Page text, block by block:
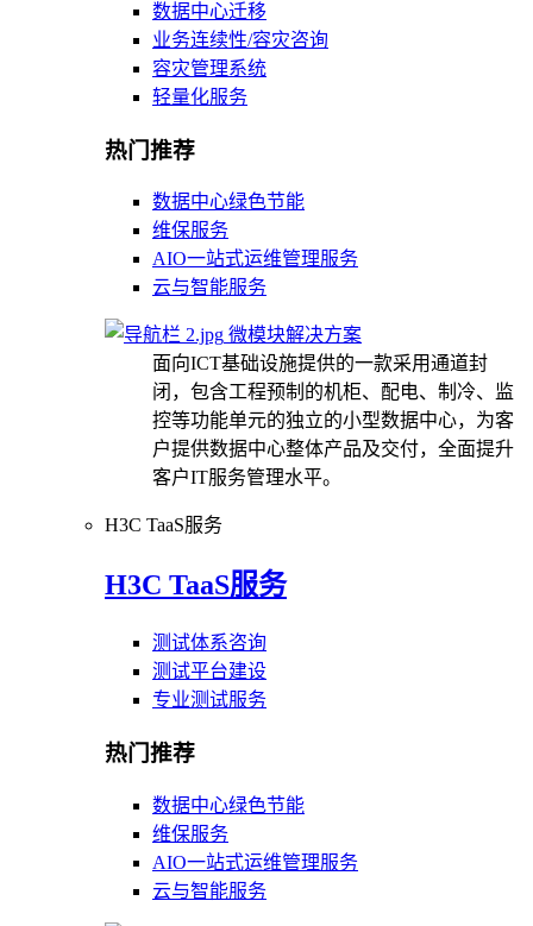
数据中心迁移
业务连续性/容灾咨询
容灾管理系统
轻量化服务
热门推荐
数据中心绿色节能
维保服务
AIO一站式运维管理服务
云与智能服务
微模块解决方案
面向ICT基础设施提供的一款采用通道封
闭，包含工程预制的机柜、配电、制冷、监
控等功能单元的独立的小型数据中心，为客
户提供数据中心整体产品及交付，全面提升
客户IT服务管理水平。
H3C TaaS服务
H3C TaaS服务
测试体系咨询
测试平台建设
专业测试服务
热门推荐
数据中心绿色节能
维保服务
AIO一站式运维管理服务
云与智能服务